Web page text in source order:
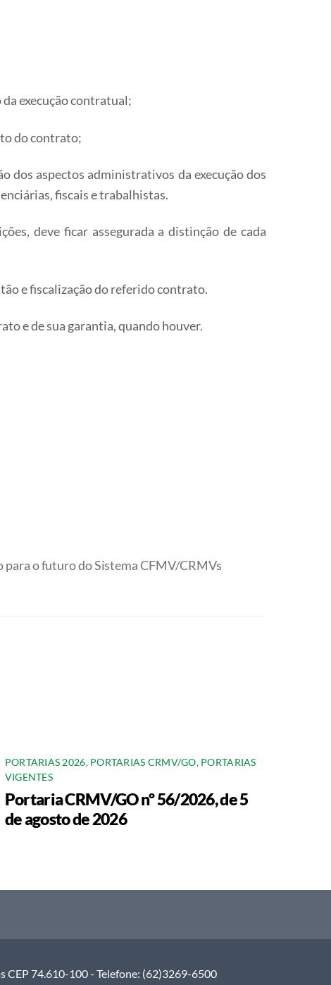
execução contratual;
do contrato;
aspectos administrativos da execução dos
fiscais e trabalhistas.
deve ficar assegurada a distinção de cada
e fiscalização do referido contrato.
e de sua garantia, quando houver.
para o futuro do Sistema CFMV/CRMVs
PORTARIAS 2026, PORTARIAS CRMV/GO, PORTARIAS
VIGENTES
Portaria CRMV/GO nº 56/2026, de 5
de agosto de 2026
CEP 74.610-100 - Telefone: (62)3269-6500